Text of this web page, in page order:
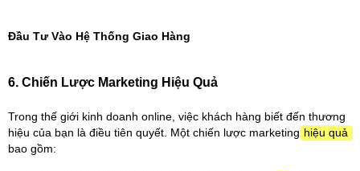
Đầu Tư Vào Hệ Thống Giao Hàng
6. Chiến Lược Marketing Hiệu Quả
Trong thế giới kinh doanh online, việc khách hàng biết đến thương
hiệu của bạn là điều tiên quyết. Một chiến lược marketing
bao gồm: